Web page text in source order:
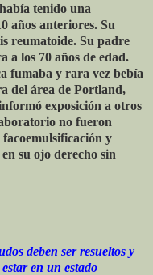
tenido una
años anteriores. Su
reumatoide. Su padre
a los 70 años de edad.
fumaba y rara vez bebía
del área de Portland,
exposición a otros
no fueron
facoemulsificación y
su ojo derecho sin
deben ser resueltos y
en un estado